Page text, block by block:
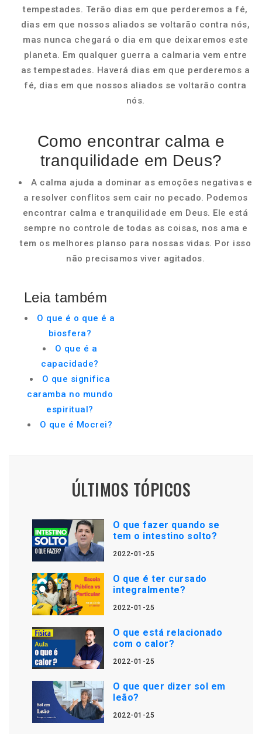
tempestades. Terão dias em que perderemos a fé,
dias em que nossos aliados se voltarão contra nós,
mas nunca chegará o dia em que deixaremos este
planeta. Em qualquer guerra a calmaria vem entre
as tempestades. Haverá dias em que perderemos a
fé, dias em que nossos aliados se voltarão contra
nós.
Como encontrar calma e
tranquilidade em Deus?
A calma ajuda a dominar as emoções negativas e
a resolver conflitos sem cair no pecado. Podemos
encontrar calma e tranquilidade em Deus. Ele está
sempre no controle de todas as coisas, nos ama e
tem os melhores planso para nossas vidas. Por isso
não precisamos viver agitados.
Leia também
O que é o que é a
biosfera?
O que é a
capacidade?
O que significa
caramba no mundo
espiritual?
O que é Mocrei?
ÚLTIMOS TÓPICOS
O que fazer quando se
tem o intestino solto?
2022-01-25
O que é ter cursado
integralmente?
2022-01-25
O que está relacionado
com o calor?
2022-01-25
O que quer dizer sol em
leão?
2022-01-25